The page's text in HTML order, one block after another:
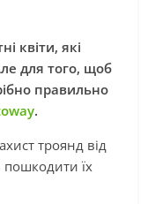
квіти, які
для того, щоб
правильно
.
троянд від
пошкодити їх